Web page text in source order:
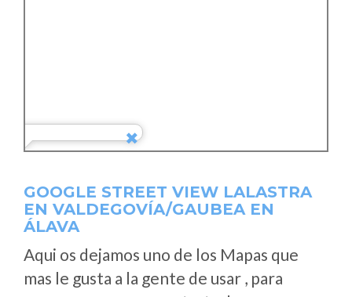
GOOGLE STREET VIEW LALASTRA
EN VALDEGOVÍA/GAUBEA EN
ÁLAVA
Aqui os dejamos uno de los Mapas que
mas le gusta a la gente de usar , para